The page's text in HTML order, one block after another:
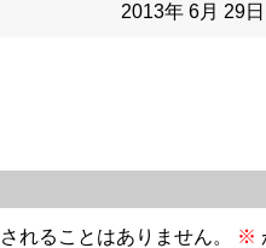
2013年 6月 29
れることはありません。 ※